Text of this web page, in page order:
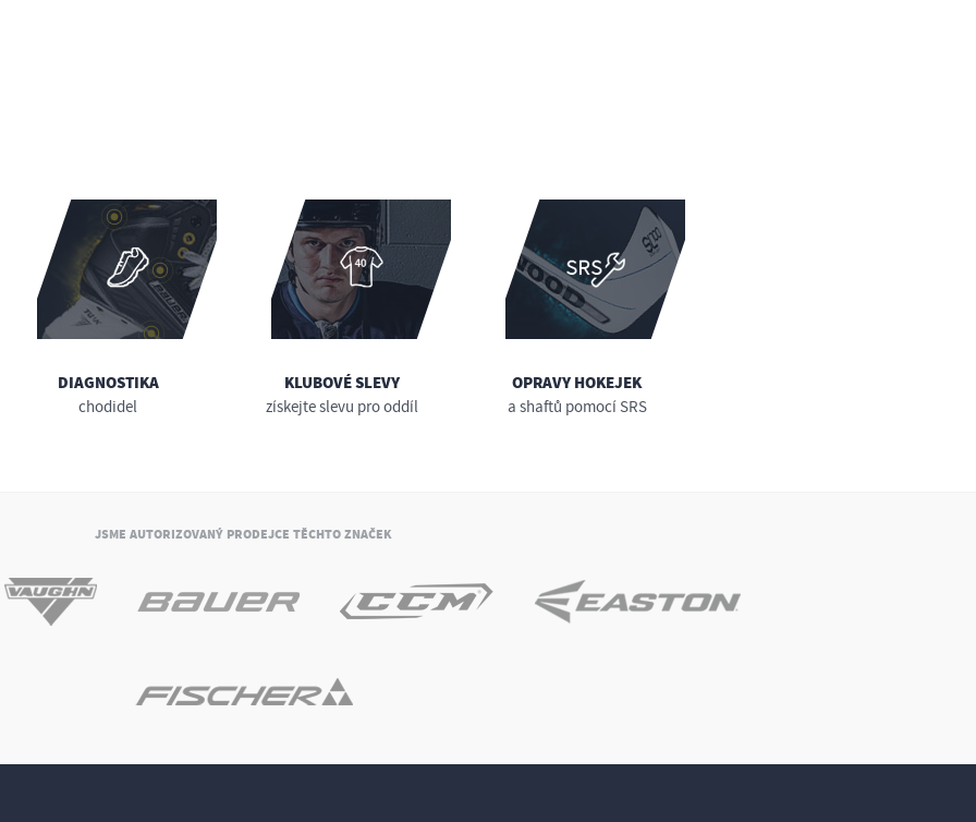
DIAGNOSTIKA
chodidel
KLUBOVÉ SLEVY
získejte slevu pro oddíl
OPRAVY HOKEJEK
a shaftů pomocí SRS
JSME AUTORIZOVANÝ PRODEJCE TĚCHTO ZNAČEK